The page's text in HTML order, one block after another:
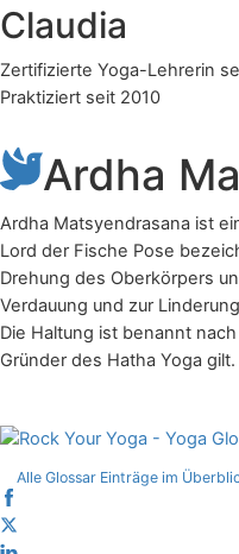
Claudia
Zertifizierte Yoga-Lehrerin
Praktiziert seit 2010
Ardha
Ardha Matsyendrasana ist
Lord der Fische Pose
Drehung des Oberkörpers
Verdauung und zur
Die Haltung ist benannt
Gründer des Hatha Yoga gilt.
Alle Glossar Einträge im